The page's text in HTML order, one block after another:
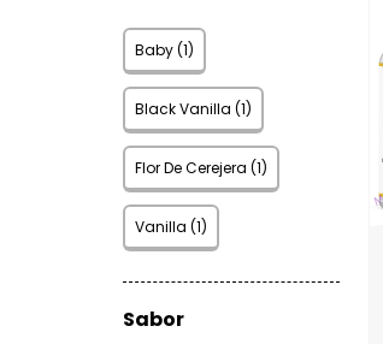
Baby (1)
Black Vanilla (1)
Flor De Cerejera (1)
Vanilla (1)
Sabor